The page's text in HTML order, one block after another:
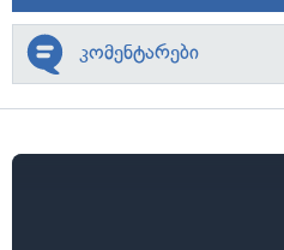
კომენტარები